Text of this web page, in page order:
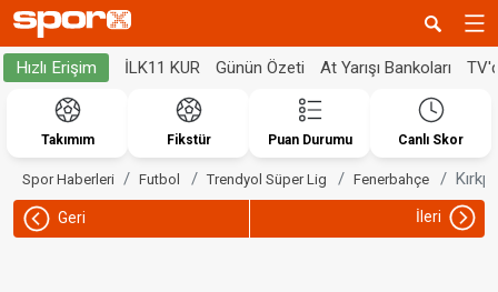
Hızlı Erişim İLK11 KUR Günün Özeti At Yarışı Bankoları
Takımım Fikstür Puan Durumu Canlı Skor
Spor Haberleri Futbol Trendyol Süper Lig Fenerbahçe
Geri İleri